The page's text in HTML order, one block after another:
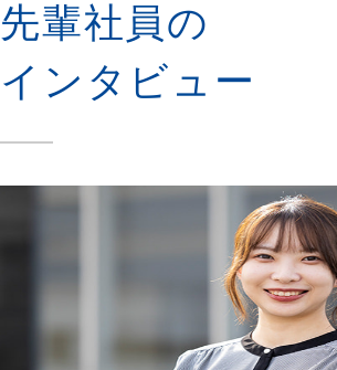
先輩社員の
インタビュー